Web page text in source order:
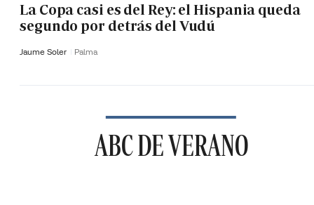
La Copa casi es del Rey: el Hispania queda
segundo por detrás del Vudú
Jaume Soler Palma
ABC DE VERANO